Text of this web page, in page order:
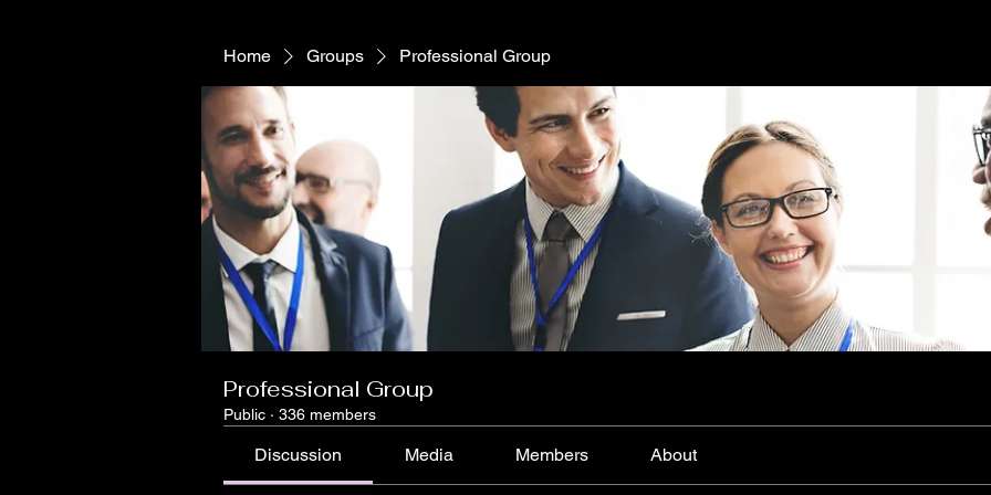
Home Groups Professional Group
Professional Group
Public · 336 members
Discussion Media Members About